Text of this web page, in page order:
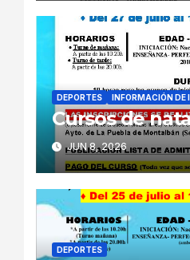
DEPORTES INFORMACIÓN DE
Cursos de
JUN 8, 2026
DEPORTES